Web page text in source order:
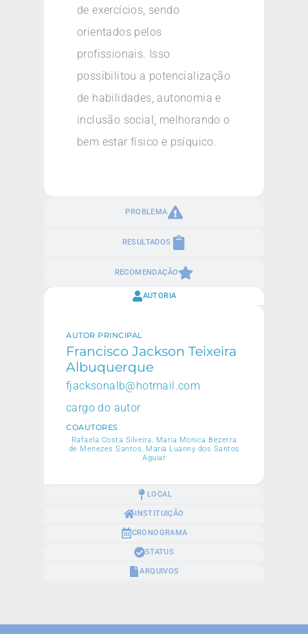
PROBLEMA
RESULTADOS
RECOMENDAÇÃO
de exercícios, sendo
orientados pelos
profissionais. Isso
possibilitou a potencialização
de habilidades, autonomia e
inclusão social, melhorando o
bem estar físico e psíquico.
AUTORIA
LOCAL
INSTITUIÇÃO
CRONOGRAMA
STATUS
ARQUIVOS
AUTOR PRINCIPAL
Francisco Jackson Teixeira
Albuquerque
fjacksonalb@hotmail.com
cargo do autor
COAUTORES
Rafaela Costa Silveira, Maria Monica Bezerra
de Menezes Santos, Maria Luanny dos Santos
Aguiar